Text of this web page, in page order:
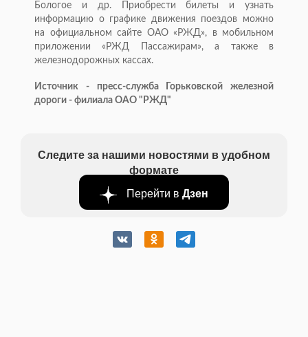
Бологое и др. Приобрести билеты и узнать
информацию о графике движения поездов можно
на официальном сайте ОАО «РЖД», в мобильном
приложении «РЖД Пассажирам», а также в
железнодорожных кассах.
Источник - пресс-служба Горьковской железной
дороги - филиала ОАО "РЖД"
Следите за нашими новостями в удобном
формате
Перейти в Дзен